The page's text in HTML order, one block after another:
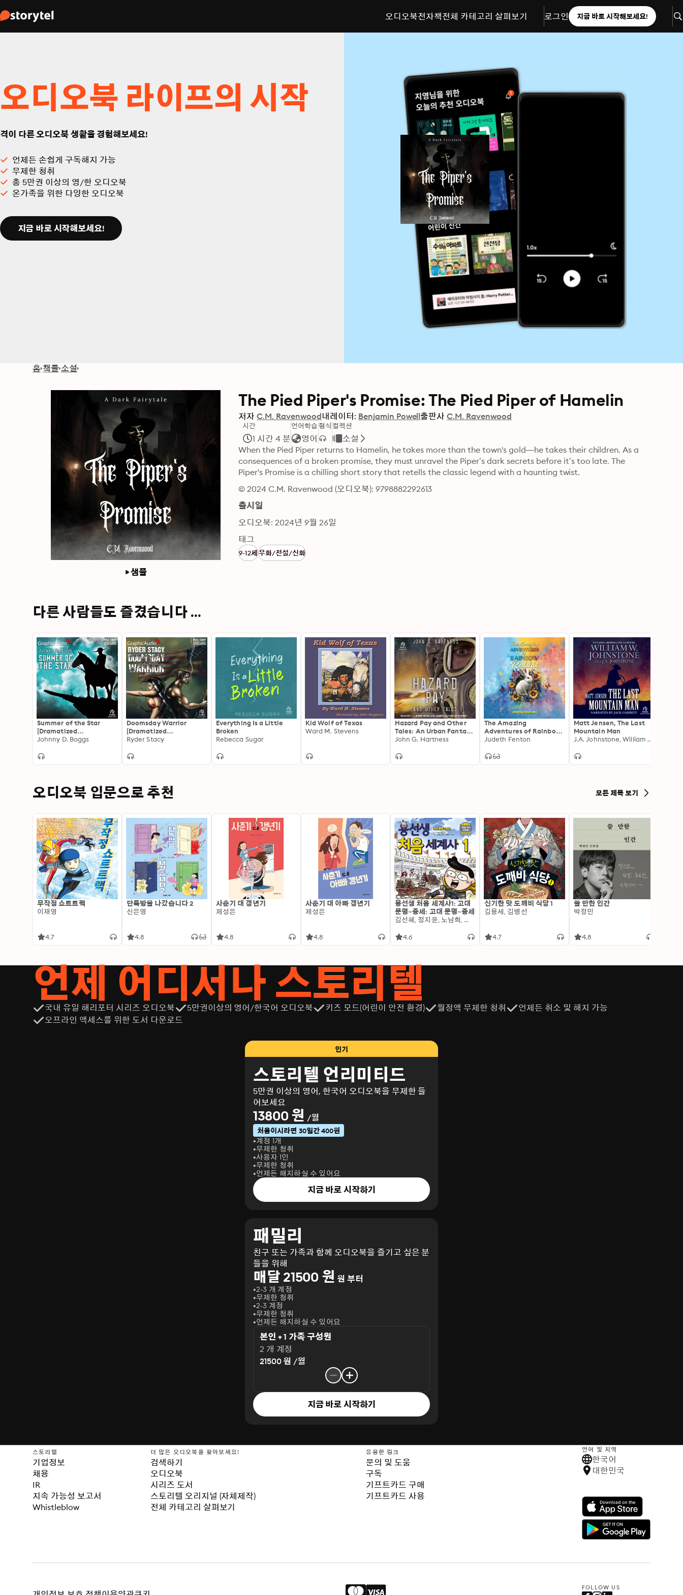
오디오북전자책전체 카테고리 살펴보기 로그인 지금 바로 시작해보세요!
오디오북 라이프의 시작
격이 다른 오디오북 생활을 경험해보세요!
언제든 손쉽게 구독해지 가능
무제한 청취
총 5만권 이상의 영/한 오디오북
온가족을 위한 다양한 오디오북
지금 바로 시작해보세요!
홈 책들 소설
샘플
The Pied Piper's Promise: The Pied Piper of Hamelin
저자 C.M. Ravenwood내레이터: Benjamin Powell출판사 C.M. Ravenwood
시간
1 시간 4 분
언어학습
영어
형식 컬렉션
소설
When the Pied Piper returns to Hamelin, he takes more than the town's gold—he takes their children. As a
consequences of a broken promise, they must unravel the Piper’s dark secrets before it’s too late. The
Piper's Promise is a chilling short story that retells the classic legend with a haunting twist.
© 2024 C.M. Ravenwood (오디오북): 9798882292613
출시일
오디오북: 2024년 9월 26일
태그
9-12세우화/전설/신화
다른 사람들도 즐겼습니다 ...
Summer of the Star
[Dramatized
Adaptation]
Johnny D. Boggs
Doomsday Warrior
[Dramatized
Adaptation]: Doomsday
Ryder Stacy
Everything Is a Little
Broken
Rebecca Sugar
Kid Wolf of Texas
Ward M. Stevens
Hazard Pay and Other
Tales: An Urban Fantasy
Short Story Collection
John G. Hartness
The Amazing
Adventures of Rainbow
Rabbit
Judeth Fenton
Matt Jensen, The Last
Mountain Man
J.A. Johnstone, William W. Johnstone
오디오북 입문으로 추천 모든 제목 보기
무작정 쇼트트랙
이재영
4.7
단톡방을 나갔습니다 2
신은영
4.8
사춘기 대 갱년기
제성은
4.8
사춘기 대 아빠 갱년기
제성은
4.8
용선생 처음 세계사1: 고대
문명~중세: 고대 문명~중세
김선혜, 정지윤, 노남희, 뭉선생, 윤효식, 이우일, 김선빈, 사회평론 역사연구소
4.6
신기한 맛 도깨비 식당 1
김용세, 김병선
4.7
쓸 만한 인간
박정민
4.8
언제 어디서나 스토리텔
국내 유일 해리포터 시리즈 오디오북 5만권이상의 영어/한국어 오디오북 키즈 모드(어린이 안전 환경) 월정액 무제한 청취
언제든 취소 및 해지 가능
오프라인 액세스를 위한 도서 다운로드
인기
스토리텔 언리미티드
5만권 이상의 영어, 한국어 오디오북을 무제한 들
어보세요
13800 원 /월
처음이시라면 30일간 400원
계정 1개
무제한 청취
사용자 1인
무제한 청취
언제든 해지하실 수 있어요
지금 바로 시작하기
패밀리
친구 또는 가족과 함께 오디오북을 즐기고 싶은 분
들을 위해
매달 21500 원 원 부터
2-3 개 계정
무제한 청취
2-3 계정
무제한 청취
언제든 해지하실 수 있어요
본인 + 1 가족 구성원
2 개 계정
21500 원 /월
지금 바로 시작하기
스토리텔
기업정보
채용
IR
지속 가능성 보고서
Whistleblow
더 많은 오디오북을 찾아보세요!
검색하기
오디오북
시리즈 도서
스토리텔 오리지널 (자체제작)
전체 카테고리 살펴보기
유용한 링크
문의 및 도움
구독
기프트카드 구매
기프트카드 사용
언어 및 지역
한국어
대한민국
FOLLOW US